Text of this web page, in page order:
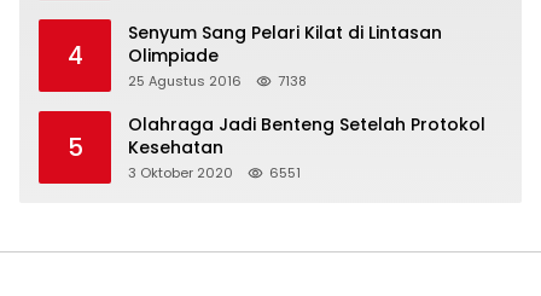
4
Senyum Sang Pelari Kilat di Lintasan
Olimpiade
25 Agustus 2016 7138
5
Olahraga Jadi Benteng Setelah Protokol
Kesehatan
3 Oktober 2020 6551